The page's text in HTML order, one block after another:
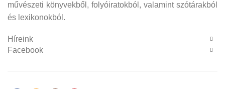
művészeti könyvekből, folyóiratokból, valamint szótárakból
és lexikonokból.
Híreink
Facebook